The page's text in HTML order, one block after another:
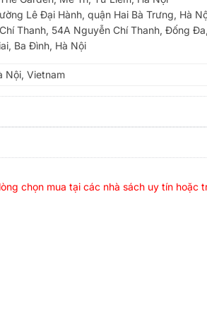
Lê Đại Hành, quận Hai Bà Trưng, Hà
Thanh, 54A Nguyễn Chí Thanh, Đống
Ba Đình, Hà Nội
Nội, Vietnam
chọn mua tại các nhà sách uy tín hoặc